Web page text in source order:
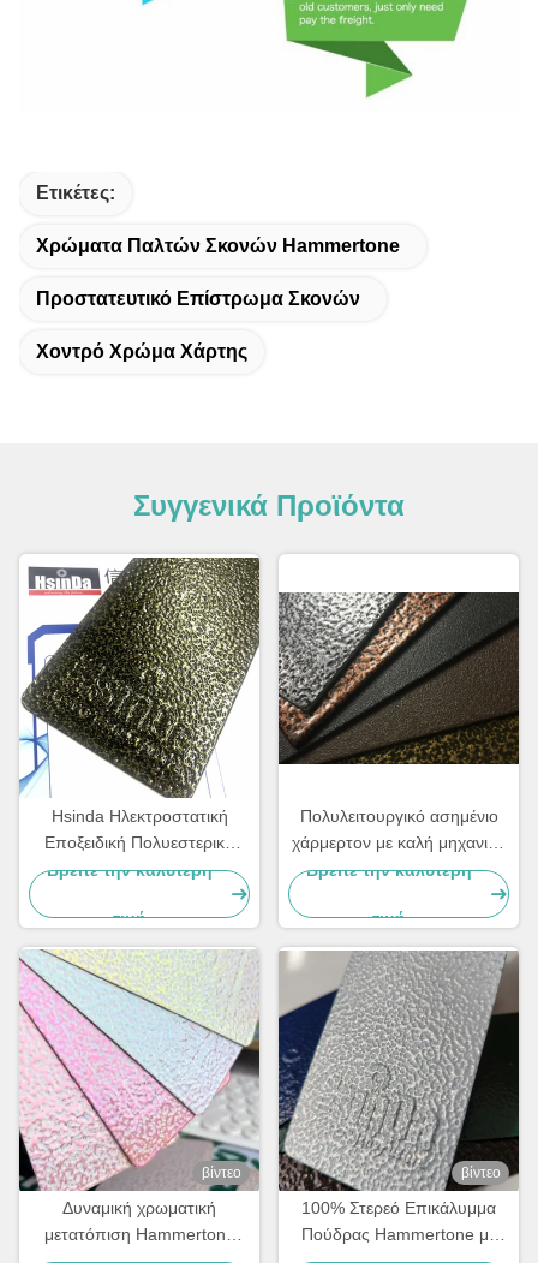
Ετικέτες:
Χρώματα Παλτών Σκονών Hammertone
Προστατευτικό Επίστρωμα Σκονών
Χοντρό Χρώμα Χάρτης
Συγγενικά Προϊόντα
Hsinda Ηλεκτροστατική
Εποξειδική Πολυεστερική
Σφυρήλατη Υφή
Hammertone Βαφή Πούδρας
Βρείτε την καλύτερη
τιμή
Πολυλειτουργικό ασημένιο
χάρμερτον με καλή μηχανική
απόδοση
Βρείτε την καλύτερη
τιμή
βίντεο
Δυναμική χρωματική
μετατόπιση Hammertone
βίντεο
100% Στερεό Επικάλυμμα
Πούδρας Hammertone με